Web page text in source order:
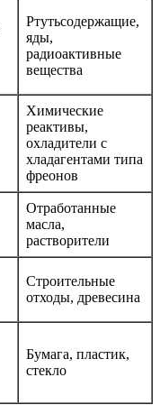
Ртутьсодержащие,
яды,
радиоактивные
вещества
Химические
реактивы,
охладители с
хладагентами типа
фреонов
Отработанные
масла,
растворители
Строительные
отходы, древесина
Бумага, пластик,
стекло